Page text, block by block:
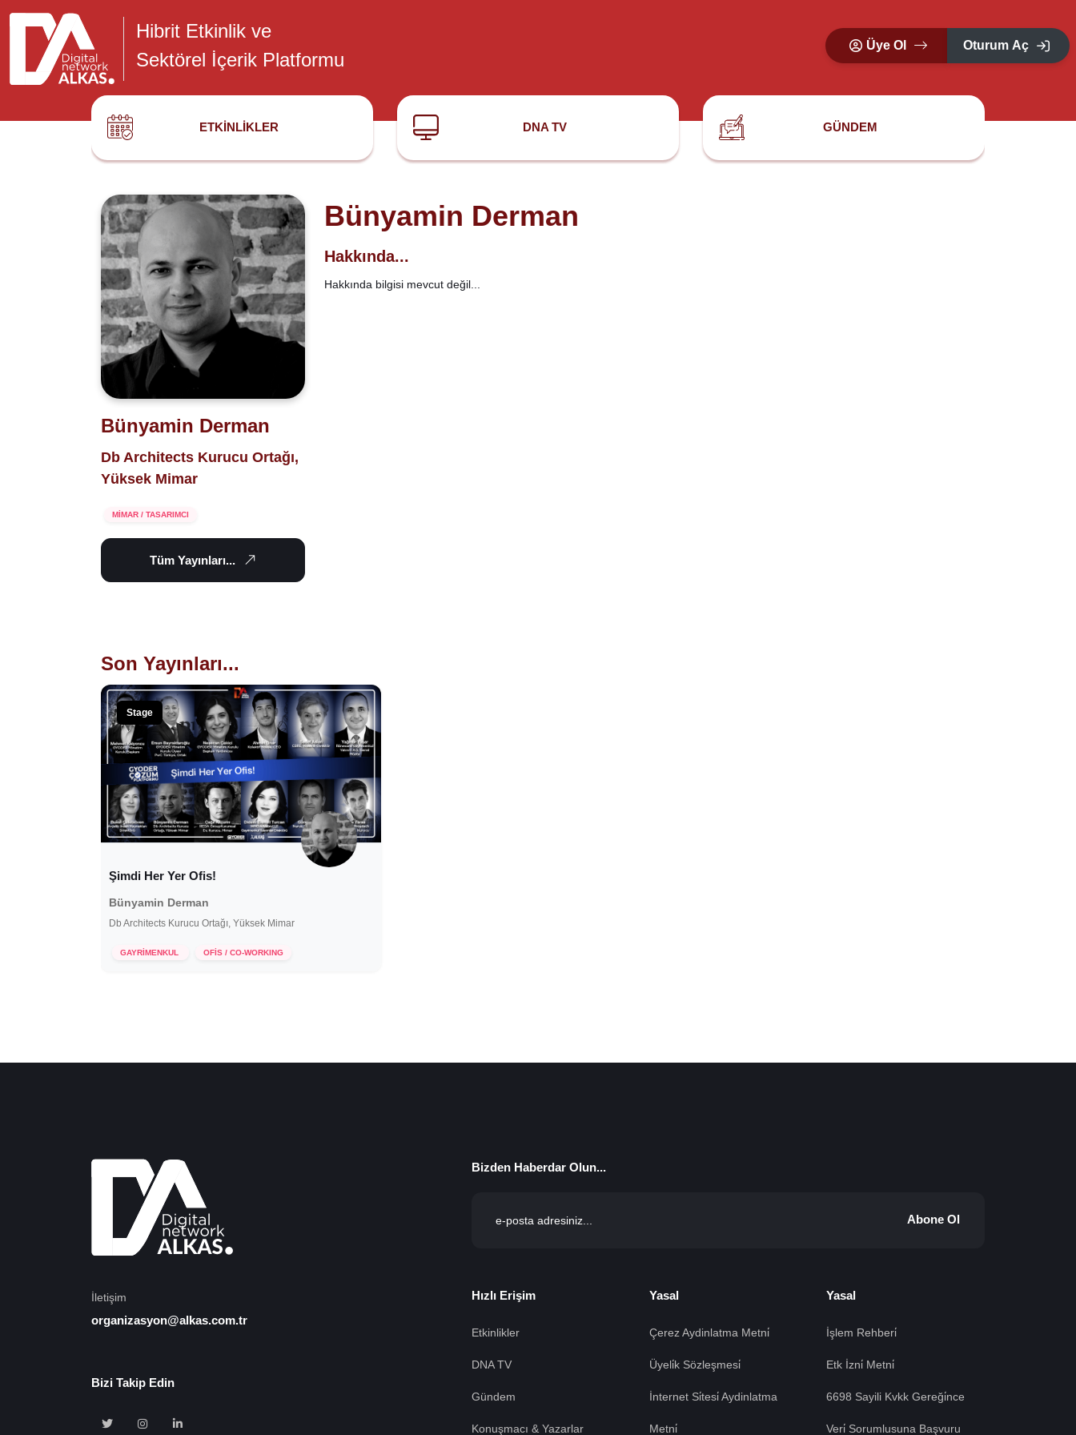
Hibrit Etkinlik ve
Sektörel İçerik Platformu
Üye Ol Oturum Aç
ETKINLIKLER DNA TV GÜNDEM
Bünyamin Derman
Db Architects Kurucu Ortağı,
Yüksek Mimar
MİMAR / TASARIMCI
Tüm Yayınları...
Bünyamin Derman
Hakkında...
Hakkında bilgisi mevcut değil...
Son Yayınları...
Stage
Şimdi Her Yer Ofis!
Bünyamin Derman
Db Architects Kurucu Ortağı, Yüksek Mimar
GAYRİMENKUL OFİS / CO-WORKING
İletişim
organizasyon@alkas.com.tr
Bizi Takip Edin
Bizden Haberdar Olun...
Abone Ol
Hızlı Erişim
Etkinlikler
DNA TV
Gündem
Konuşmacı & Yazarlar
Yasal
Çerez Aydinlatma Metni̇
Üyeli̇k Sözleşmesi̇
İnternet Si̇tesi̇ Aydinlatma
Metni̇
Yasal
İşlem Rehberi̇
Etk İzni̇ Metni̇
6698 Sayili Kvkk Gereği̇nce
Veri̇ Sorumlusuna Başvuru